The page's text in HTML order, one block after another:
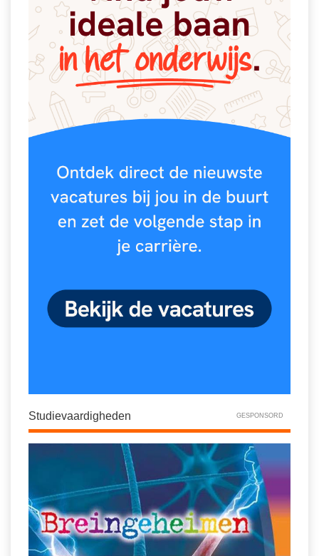
Studievaardigheden GESPONSORD